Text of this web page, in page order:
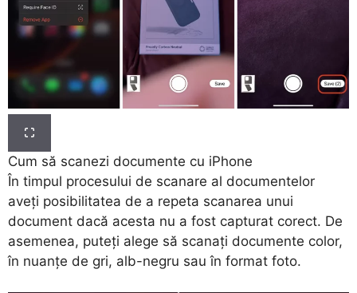
Cum să scanezi documente cu iPhone
În timpul procesului de scanare al documentelor
aveți posibilitatea de a repeta scanarea unui
document dacă acesta nu a fost capturat corect. De
asemenea, puteți alege să scanați documente color,
în nuanțe de gri, alb-negru sau în format foto.